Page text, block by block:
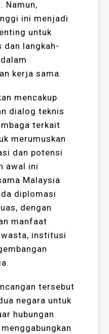
Namun,
ini menjadi
untuk
dan langkah-
kerja sama.
mencakup
dialog teknis
terkait
merumuskan
dan potensi
awal ini
Malaysia
diplomasi
dengan
manfaat
institusi
tersebut
negara untuk
hubungan